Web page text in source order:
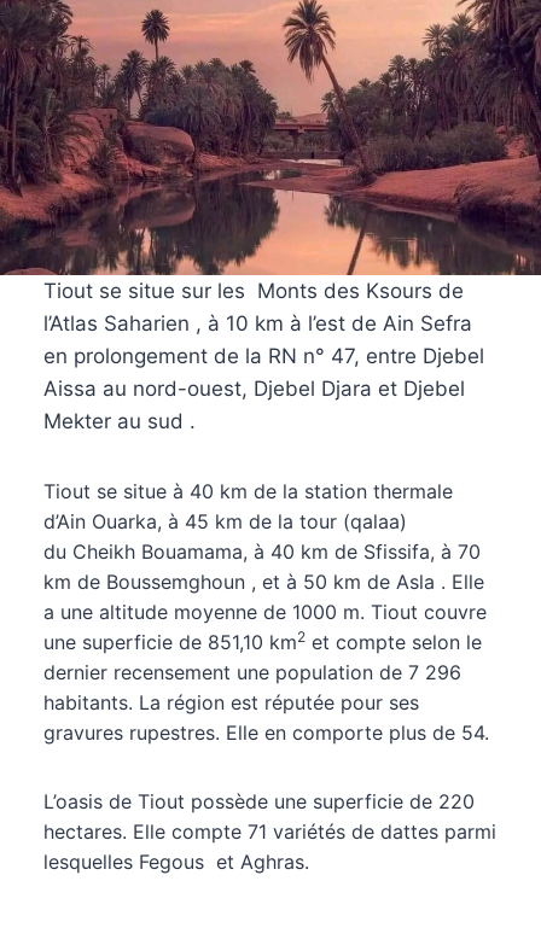
Tiout se situe sur les Monts des Ksours de
l’Atlas Saharien , à 10 km à l’est de Ain Sefra
en prolongement de la RN n° 47, entre Djebel
Aissa au nord-ouest, Djebel Djara et Djebel
Mekter au sud .
Tiout se situe à 40 km de la station thermale
d’Ain Ouarka, à 45 km de la tour (qalaa)
du Cheikh Bouamama, à 40 km de Sfissifa, à 70
km de Boussemghoun , et à 50 km de Asla . Elle
a une altitude moyenne de 1000 m. Tiout couvre
une superficie de 851,10 km2et compte selon le
dernier recensement une population de 7 296
habitants. La région est réputée pour ses
gravures rupestres. Elle en comporte plus de 54.
L’oasis de Tiout possède une superficie de 220
hectares. Elle compte 71 variétés de dattes parmi
lesquelles Fegous et Aghras.